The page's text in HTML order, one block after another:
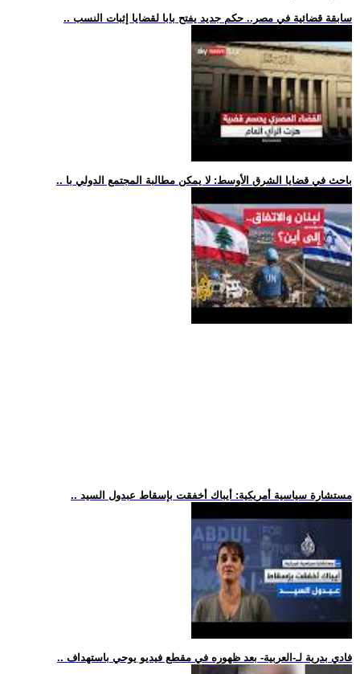
.. سابقة قضائية في مصر.. حكم جديد يفتح بابا لقضايا إثبات النسب
.. باحث في قضايا الشرق الأوسط: لا يمكن مطالبة المجتمع الدولي با
.. مستشارة سياسية أمريكية: أيباك أخفقت بإسقاط عبدول السيد
.. فادي بدرية لـ-العربية- بعد ظهوره في مقطع فيديو يوحي باستهداف